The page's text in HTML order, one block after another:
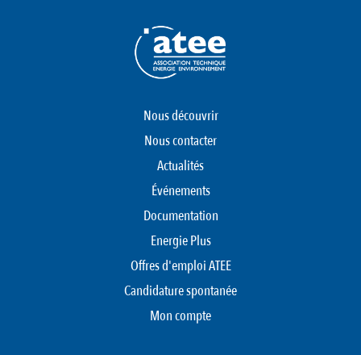
Nous découvrir
Nous contacter
Actualités
Événements
Documentation
Energie Plus
Offres d'emploi ATEE
Candidature spontanée
Mon compte